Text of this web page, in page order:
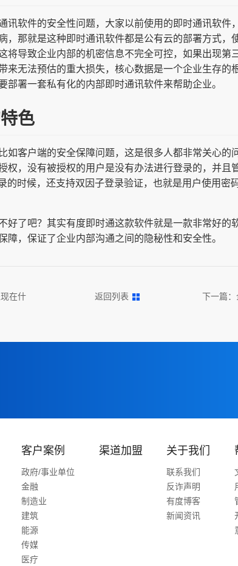
讯软件的安全性问题，大家以前使用的即时通讯软件
，那就是这种即时通讯软件都是公有云的部署方式，
将导致企业内部的机密信息不完全可控，如果出现第
来无法预估的重大损失，核心数据是一个企业生存的
署一套私有化的内部即时通讯软件来帮助企业。
色
如客户端的安全保障问题，这是很多人都非常关心的
权，没有被授权的用户是没有办法进行登录的，并且
的时候，还支持双因子登录验证，也就是用户使用密
好了吧？其实有度即时通这款软件就是一款非常好的
，保证了企业内部沟通之间的隐秘性和安全性。
在什
返回列表 下一篇：
客户案例
政府/事业单位
金融
制造业
建筑
能源
传媒
医疗
渠道加盟 关于我们
联系我们
反诈声明
有度博客
新闻资讯